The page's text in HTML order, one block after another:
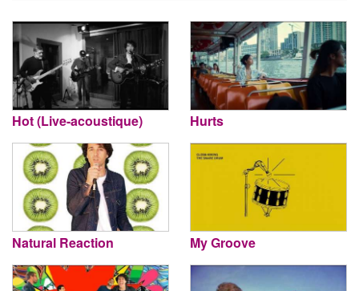
Hot (Live-acoustique) Hurts
Natural Reaction My Groove